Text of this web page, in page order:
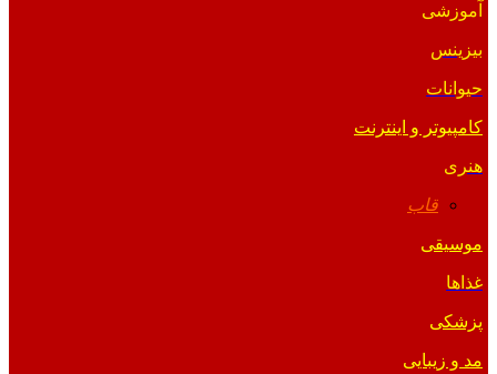
آموزشی
بیزینس
حیوانات
کامپیوتر و اینترنت
هنری
قاب
موسیقی
غذاها
پزشکی
مد و زیبایی